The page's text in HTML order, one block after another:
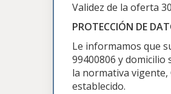
Validez de la oferta
PROTECCIÓN DE
Le informamos que
99400806 y domicilio
la normativa vigente,
establecido.